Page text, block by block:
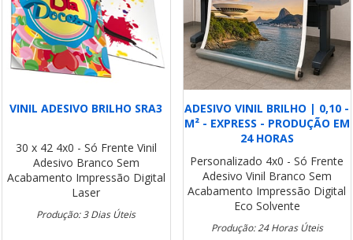
VINIL ADESIVO BRILHO SRA3
30 x 42 4x0 - Só Frente Vinil
Adesivo Branco Sem
Acabamento Impressão Digital
Laser
Produção: 3 Dias Úteis
ADESIVO VINIL BRILHO | 0,10 -
M² - EXPRESS - PRODUÇÃO EM
24 HORAS
Personalizado 4x0 - Só Frente
Adesivo Vinil Branco Sem
Acabamento Impressão Digital
Eco Solvente
Produção: 24 Horas Úteis